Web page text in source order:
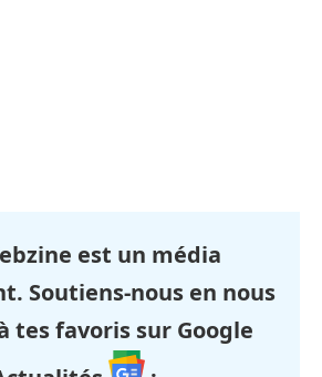
est un média
Soutiens-nous en nous
tes favoris sur Google